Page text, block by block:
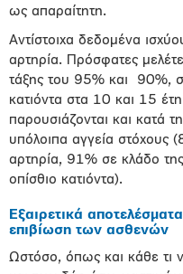
ως απαραίτητη.
Αντίστοιχα δεδομένα
αρτηρία. Πρόσφατες
τάξης του 95% και 90%,
κατιόντα στα 10 και 15 έτη
παρουσιάζονται και κατά
υπόλοιπα αγγεία στόχους
αρτηρία, 91% σε κλάδο
οπίσθιο κατιόντα).
Εξαιρετικά
επιβίωση των ασθενών
Ωστόσο, όπως και κάθε τι